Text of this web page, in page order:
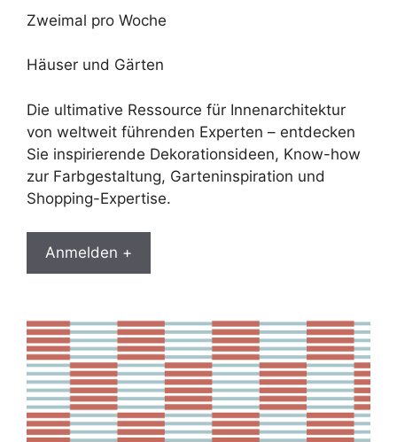
Zweimal pro Woche
Häuser und Gärten
Die ultimative Ressource für Innenarchitektur
von weltweit führenden Experten – entdecken
Sie inspirierende Dekorationsideen, Know-how
zur Farbgestaltung, Garteninspiration und
Shopping-Expertise.
Anmelden +